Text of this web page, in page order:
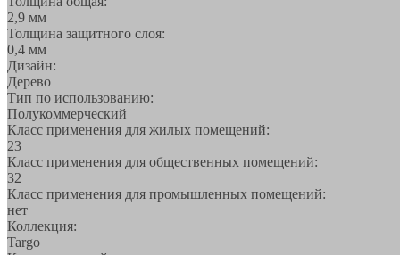
2,9 мм
Толщина защитного слоя:
0,4 мм
Дизайн:
Дерево
Тип по использованию:
Полукоммерческий
Класс применения для жилых помещений:
23
Класс применения для общественных помещений:
32
Класс применения для промышленных помещений:
нет
Коллекция:
Targo